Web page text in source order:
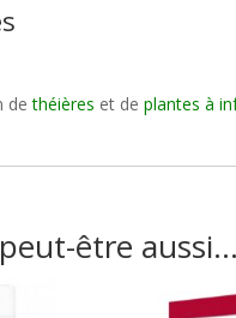
dethéières et de plantes à
être aussi…